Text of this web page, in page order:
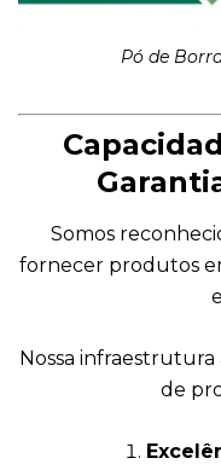
Pó de
Somos
fornecer produtos
Nossa
de